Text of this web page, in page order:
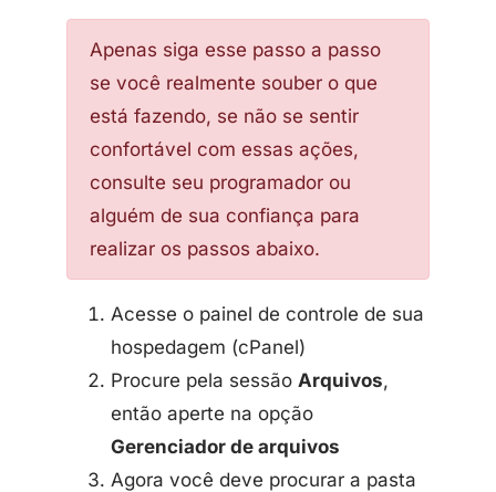
Apenas siga esse passo a passo
se você realmente souber o que
está fazendo, se não se sentir
confortável com essas ações,
consulte seu programador ou
alguém de sua confiança para
realizar os passos abaixo.
Acesse o painel de controle de sua
hospedagem (cPanel)
Procure pela sessão Arquivos,
então aperte na opção
Gerenciador de arquivos
Agora você deve procurar a pasta